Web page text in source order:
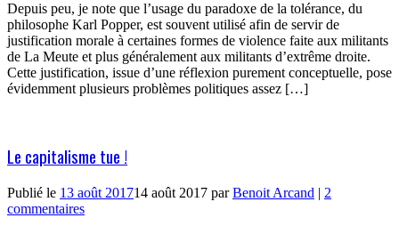
Depuis peu, je note que l’usage du paradoxe de la tolérance, du
philosophe Karl Popper, est souvent utilisé afin de servir de
justification morale à certaines formes de violence faite aux militants
de La Meute et plus généralement aux militants d’extrême droite.
Cette justification, issue d’une réflexion purement conceptuelle, pose
évidemment plusieurs problèmes politiques assez […]
Le capitalisme tue !
Publié le 13 août 201714 août 2017 parBenoit Arcand | 2
commentaires